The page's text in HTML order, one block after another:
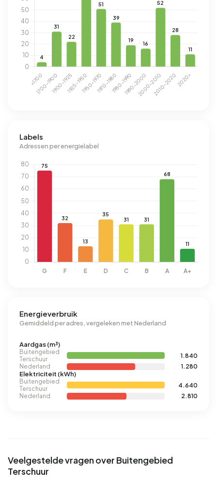
Labels
Adressen per energielabel
Energieverbruik
Gemiddeld per adres, vergeleken met Nederland
Aardgas (m³)
Buitengebied
Terschuur
1.840
Nederland
1.280
Elektriciteit (kWh)
Buitengebied
Terschuur
4.640
Nederland
2.810
Veelgestelde vragen over Buitengebied
Terschuur